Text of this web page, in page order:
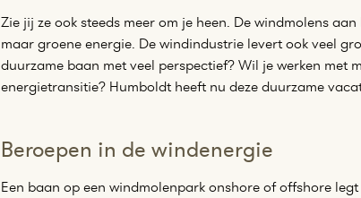
Zie jij ze ook steeds meer om je heen. De windmolens
maar groene energie. De windindustrie levert ook veel
duurzame baan met veel perspectief? Wil je werken met
energietransitie? Humboldt heeft nu deze duurzame
Beroepen in de windenergie
Een baan op een windmolenpark onshore of offshore